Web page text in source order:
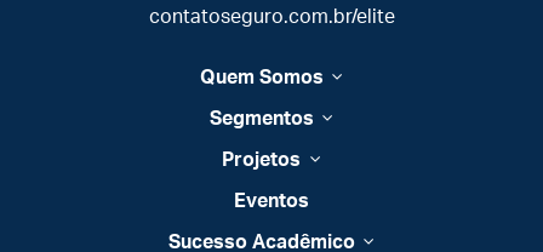
contatoseguro.com.br/elite
Quem Somos
Segmentos
Projetos
Eventos
Sucesso Acadêmico